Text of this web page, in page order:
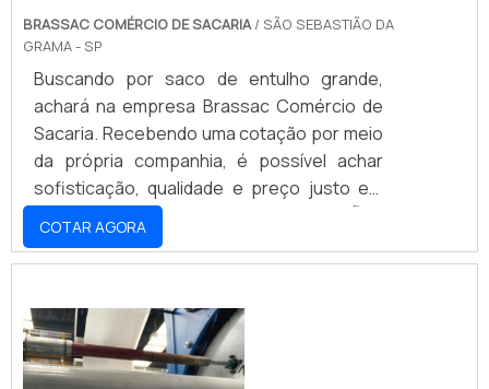
BRASSAC COMÉRCIO DE SACARIA/ SÃO SEBASTIÃO DA
GRAMA - SP
Buscando por saco de entulho grande,
achará na empresa Brassac Comércio de
Sacaria. Recebendo uma cotação por meio
da própria companhia, é possível achar
sofisticação, qualidade e preço justo em
um só lugar.MAIS INFORMAÇÕES
RELEVANTES SOBRE O SACO DE ENTULHO
GRANDESe alguém quer achar saco de
comprometida com seus serviços,
encontra na internet a Brassac Comércio
de Sacaria. Na companhia é possível
COTAR AGORA